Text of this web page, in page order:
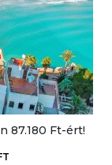
87.180 Ft-ért!